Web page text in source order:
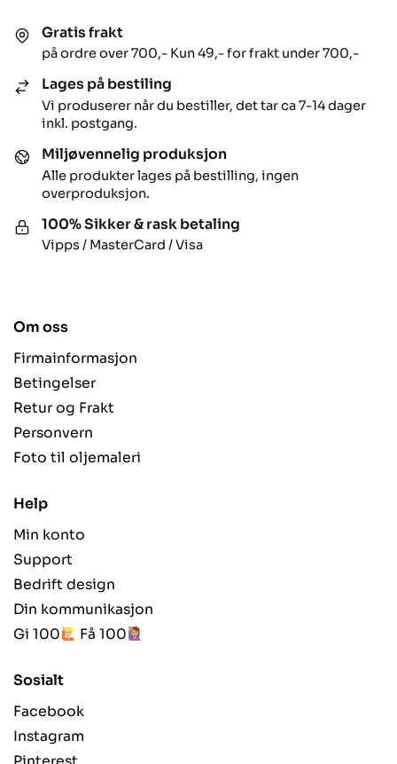
Gratis frakt
på ordre over 700,- Kun 49,- for frakt under 700,-
Lages på bestiling
Vi produserer når du bestiller, det tar ca 7-14 dager
inkl. postgang.
Miljøvennelig produksjon
Alle produkter lages på bestilling, ingen
overproduksjon.
100% Sikker & rask betaling
Vipps / MasterCard / Visa
Om oss
Firmainformasjon
Betingelser
Retur og Frakt
Personvern
Foto til oljemaleri
Help
Min konto
Support
Bedrift design
Din kommunikasjon
Gi 100
Få 100
Sosialt
Facebook
Instagram